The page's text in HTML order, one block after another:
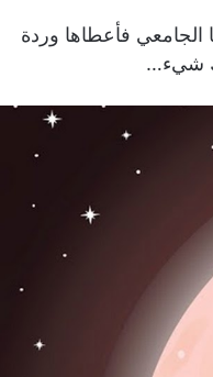
الجامعي فأعطاها وردة
شيء…